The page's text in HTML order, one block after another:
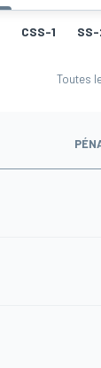
CSS-1
Toutes